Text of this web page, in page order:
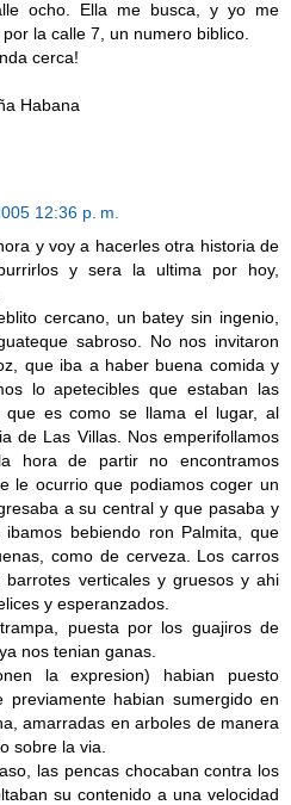
ocho. Ella me busca, y yo me
la calle 7, un numero biblico.
cerca!
Habana
12:36 p. m.
y voy a hacerles otra historia de
y sera la ultima por hoy,
cercano, un batey sin ingenio,
sabroso. No nos invitaron
que iba a haber buena comida y
lo apetecibles que estaban las
que es como se llama el lugar, al
de Las Villas. Nos emperifollamos
hora de partir no encontramos
le ocurrio que podiamos coger un
a su central y que pasaba y
bebiendo ron Palmita, que
como de cerveza. Los carros
verticales y gruesos y ahi
y esperanzados.
puesta por los guajiros de
nos tenian ganas.
la expresion) habian puesto
previamente habian sumergido en
amarradas en arboles de manera
sobre la via.
las pencas chocaban contra los
su contenido a una velocidad